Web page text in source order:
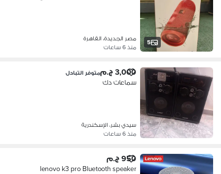
5
مصر الجديدة، القاهرة
منذ 6 ساعات
3,000 ج.م متوفر التبادل
سماعات دك
سيدي بشر، الإسكندرية
منذ 6 ساعات
950 ج.م
lenovo k3 pro Bluetooth speaker